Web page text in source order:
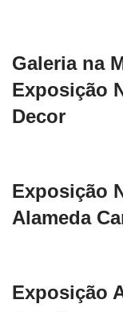
Galeria na
Exposição
Decor
Exposição
Alameda
Exposição